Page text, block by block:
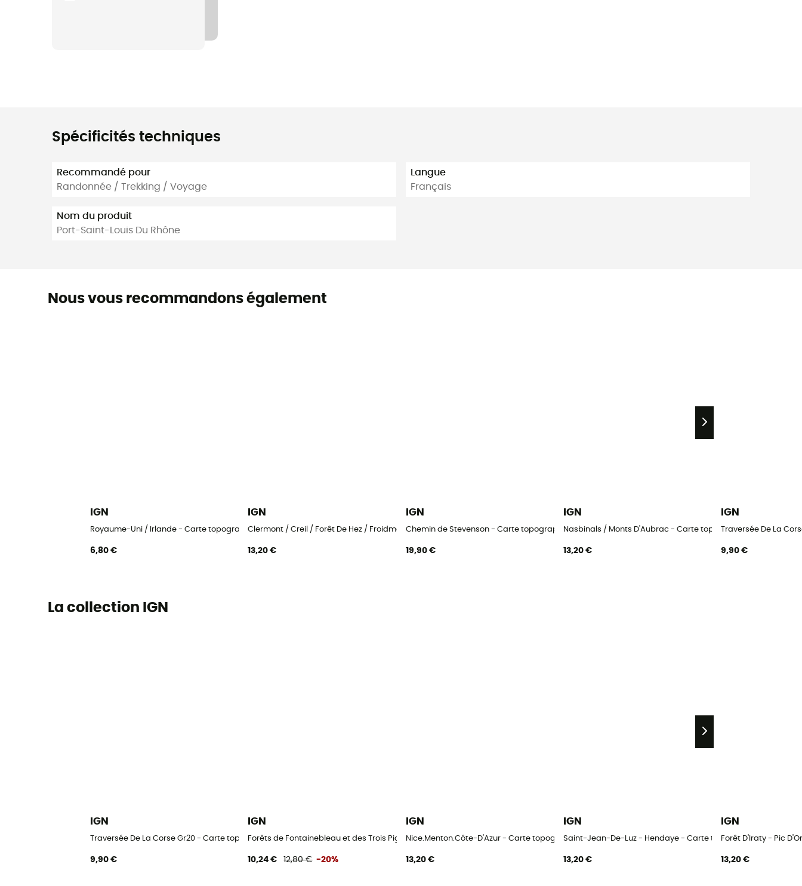
Spécificités techniques
Recommandé pour
Randonnée / Trekking / Voyage
Nom du produit
Port-Saint-Louis Du Rhône
Langue
Français
Nous vous recommandons également
IGN
Royaume-Uni / Irlande - Carte topographique
6,80 €
IGN
Clermont / Creil / Forêt De Hez / Froidmont - Carte topographique
13,20 €
IGN
Chemin de Stevenson - Carte topographique
19,90 €
IGN
Nasbinals / Monts D'Aubrac - Carte topographique
13,20 €
IGN
Traversée De La
9,90 €
La collection IGN
IGN
Traversée De La Corse Gr20 - Carte topographique
9,90 €
IGN
Forêts de Fontainebleau et des Trois Pignons - Carte topographique
10,24 € 12,80 € -20%
IGN
Nice.Menton.Côte-D'Azur - Carte topographique
13,20 €
IGN
Saint-Jean-De-Luz - Hendaye - Carte topographique
13,20 €
IGN
Forêt D'Iraty - Pic
13,20 €